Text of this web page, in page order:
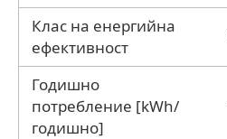
Клас на енергийна
ефективност
Годишно
потребление [kWh/
годишно]